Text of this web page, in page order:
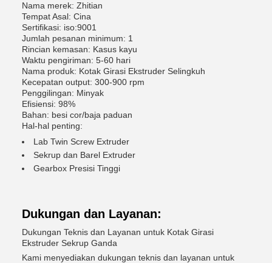
Nama merek: Zhitian
Tempat Asal: Cina
Sertifikasi: iso:9001
Jumlah pesanan minimum: 1
Rincian kemasan: Kasus kayu
Waktu pengiriman: 5-60 hari
Nama produk: Kotak Girasi Ekstruder Selingkuh
Kecepatan output: 300-900 rpm
Penggilingan: Minyak
Efisiensi: 98%
Bahan: besi cor/baja paduan
Hal-hal penting:
Lab Twin Screw Extruder
Sekrup dan Barel Extruder
Gearbox Presisi Tinggi
Dukungan dan Layanan:
Dukungan Teknis dan Layanan untuk Kotak Girasi
Ekstruder Sekrup Ganda
Kami menyediakan dukungan teknis dan layanan untuk